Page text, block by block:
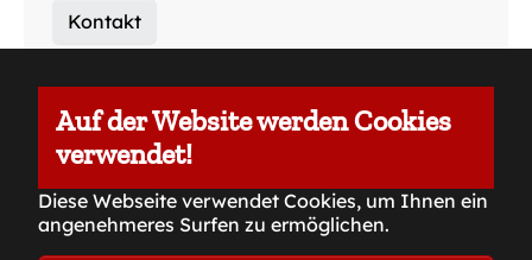
Auf der Website werden Cookies
verwendet!
Diese Webseite verwendet Cookies, um Ihnen ein
angenehmeres Surfen zu ermöglichen.
Kontakt
Datenschutzerklärung